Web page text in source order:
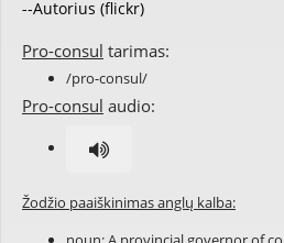
--Autorius (flickr)
Pro-consul tarimas:
/pro-consul/
Pro-consul audio:
Žodžio paaiškinimas anglų kalba: